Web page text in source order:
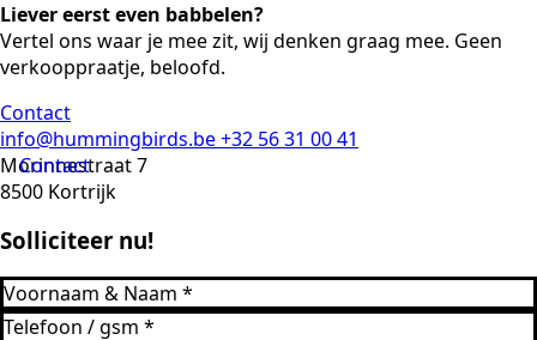
Liever eerst even babbelen?
Vertel ons waar je mee zit, wij denken graag mee. Geen
verkooppraatje, beloofd.
Contact
Contact
info@hummingbirds.be+32 56 31 00 41
Morinnestraat 7
8500 Kortrijk
Solliciteer nu!